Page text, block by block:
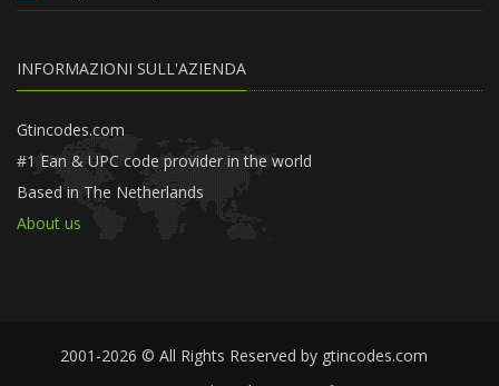
INFORMAZIONI SULL'AZIENDA
Gtincodes.com
#1 Ean & UPC code provider in the world
Based in The Netherlands
About us
2001-2026 © All Rights Reserved by gtincodes.com